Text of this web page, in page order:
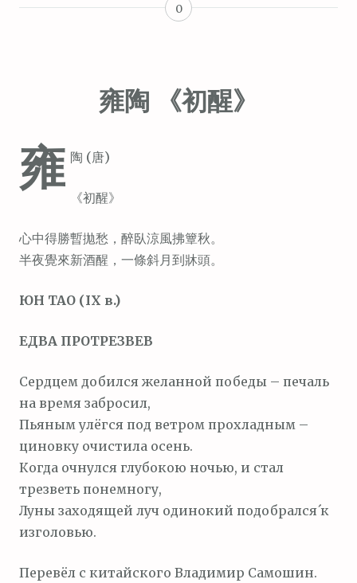
0
雍陶 《初醒》
雍 陶 (唐)
《初醒》
心中得勝暫拋愁，醉臥涼風拂簟秋。
半夜覺來新酒醒，一條斜月到牀頭。
ЮН ТАО (IX в.)
ЕДВА ПРОТРЕЗВЕВ
Сердцем добился желанной победы – печаль
на время забросил,
Пьяным улёгся под ветром прохладным –
циновку очистила осень.
Когда очнулся глубокою ночью, и стал
трезветь понемногу,
Луны заходящей луч одинокий подобрался́ к
изголовью.
Перевёл с китайского Владимир Самошин.